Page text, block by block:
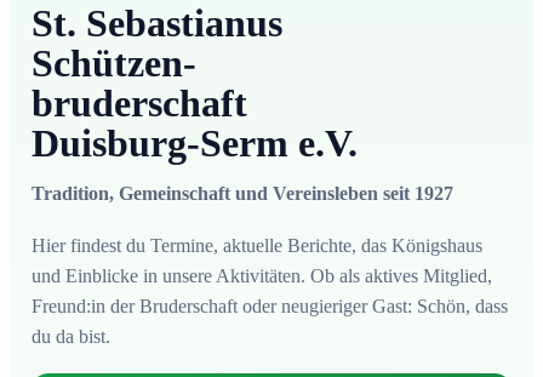
St. Sebastianus
Schützen-
bruderschaft
Duisburg-Serm e.V.
Tradition, Gemeinschaft und Vereinsleben seit 1927
Hier findest du Termine, aktuelle Berichte, das Königshaus
und Einblicke in unsere Aktivitäten. Ob als aktives Mitglied,
Freund:in der Bruderschaft oder neugieriger Gast: Schön, dass
du da bist.